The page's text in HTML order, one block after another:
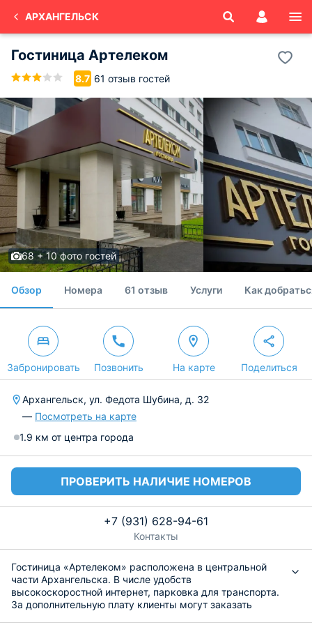
АРХАНГЕЛЬСК
Гостиница Артелеком
8.7 61 отзыв гостей
68 + 10 фото гостей
Обзор Номера 61 отзыв Услуги Как
Забронировать Позвонить На карте Поделиться
Архангельск, ул. Федота Шубина, д. 32
— Посмотреть на карте
1.9 км от центра города
ПРОВЕРИТЬ НАЛИЧИЕ НОМЕРОВ
+7 (931) 628-94-61
Контакты
Гостиница «Артелеком» расположена в центральной
части Архангельска. В числе удобств
высокоскоростной интернет, парковка для транспорта.
За дополнительную плату клиенты могут заказать